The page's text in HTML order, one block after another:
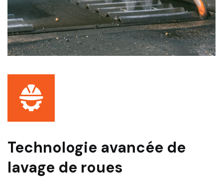
Technologie avancée de
lavage de roues